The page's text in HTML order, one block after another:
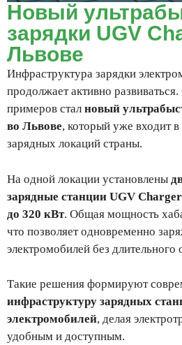
Новый
зарядки UGV
Львове
Инфраструктура зарядки
продолжает активно
примеров стал новый
во Львове, который уже входит
зарядных локаций страны.
На одной локации установлены
зарядные станции UGV
до 320 кВт. Общая мощность
что позволяет одновременно
электромобилей без длительного
Такие решения формируют
инфраструктуру зарядных
электромобилей, делая
удобным и доступным.